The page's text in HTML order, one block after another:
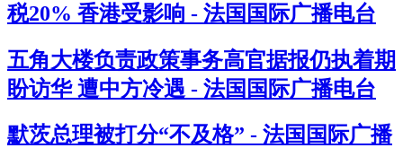
税20% 香港受影响 - 法国国际广播电台
五角大楼负责政策事务高官据报仍执着期
盼访华 遭中方冷遇 - 法国国际广播电台
默茨总理被打分“不及格” - 法国国际广播